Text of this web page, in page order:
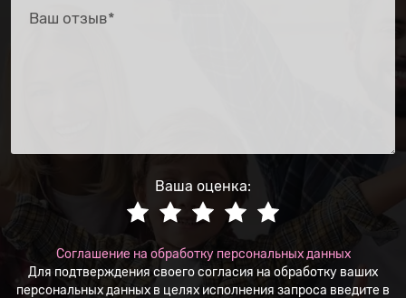
Ваша оценка:
Соглашение на обработку персональных данных
Для подтверждения своего согласия на обработку ваших
персональных данных в целях исполнения запроса введите в